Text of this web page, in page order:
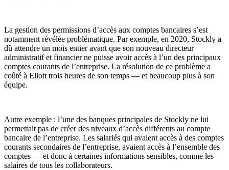
La gestion des permissions d’accès aux comptes bancaires s’est
notamment révélée problématique. Par exemple, en 2020, Stockly a
dû attendre un mois entier avant que son nouveau directeur
administratif et financier ne puisse avoir accès à l’un des principaux
comptes courants de l’entreprise. La résolution de ce problème a
coûté à Eliott trois heures de son temps — et beaucoup plus à son
équipe.
Autre exemple : l’une des banques principales de Stockly ne lui
permettait pas de créer des niveaux d’accès différents au compte
bancaire de l’entreprise. Les salariés qui avaient accès à des comptes
courants secondaires de l’entreprise, avaient accès à l’ensemble des
comptes — et donc à certaines informations sensibles, comme les
salaires de tous les collaborateurs.